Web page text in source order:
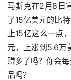
马斯克在2月8日
了15亿美元的比
止15亿这么一点
元，上涨到5.6万
赚多了吗？你会
品吗？